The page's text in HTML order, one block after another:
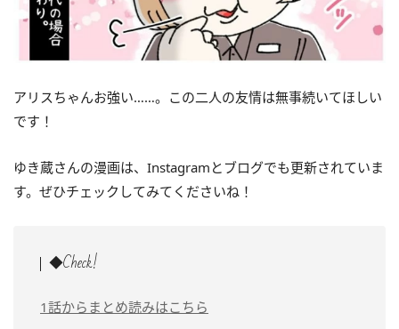
アリスちゃんお強い……。この二人の友情は無事続いてほしい
です！
ゆき蔵さんの漫画は、Instagramとブログでも更新されていま
す。ぜひチェックしてみてくださいね！
◆Check!
1話からまとめ読みはこちら